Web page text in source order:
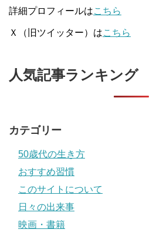
詳細プロフィールはこちら
Ｘ（旧ツイッター）はこちら
人気記事ランキング
カテゴリー
50歳代の生き方
おすすめ習慣
このサイトについて
日々の出来事
映画・書籍